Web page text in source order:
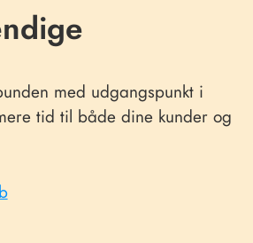
med udgangspunkt i
tid til både dine kunder og